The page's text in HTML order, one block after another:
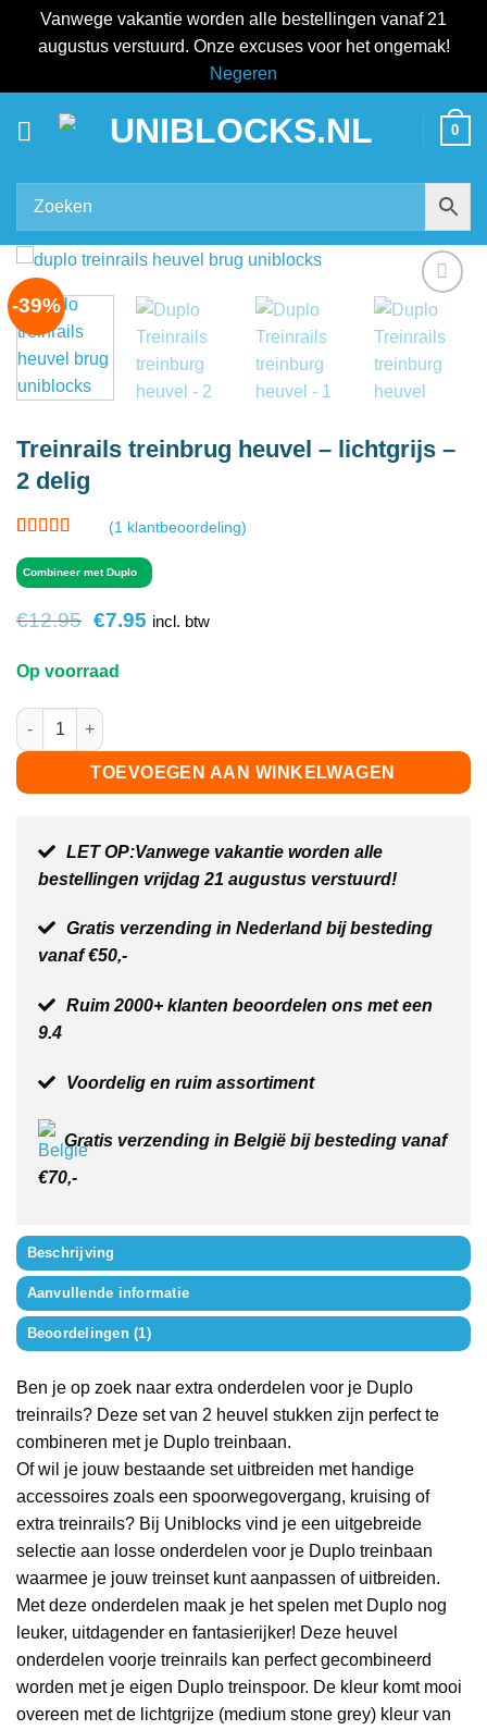
Vanwege vakantie worden alle bestellingen vanaf 21
augustus verstuurd. Onze excuses voor het ongemak!
Negeren
0
-39%
Add to
wishlist
Treinrails treinbrug heuvel – lichtgrijs –
2 delig
4op 5
gebaseerd
waardering
(1 klantbeoordeling)
Combineer met Duplo
€12.95 Oorspronkelijke
was:
€12.95.
€7.95Huidige
incl. btw
Op voorraad
Treinrails treinbrug heuvel - lichtgrijs - 2 delig aantal
TOEVOEGEN AAN WINKELWAGEN
LET OP:Vanwege vakantie worden alle
bestellingen vrijdag 21 augustus verstuurd!
Gratis verzending in Nederland bij besteding
vanaf €50,-
Ruim 2000+ klanten beoordelen ons met een
9.4
Voordelig en ruim assortiment
Gratis verzending in België bij besteding vanaf
€70,-
Beschrijving
Aanvullende informatie
Beoordelingen (1)
Ben je op zoek naar extra onderdelen voor je Duplo
treinrails? Deze set van 2 heuvel stukken zijn perfect te
combineren met je Duplo treinbaan.
Of wil je jouw bestaande set uitbreiden met handige
accessoires zoals een spoorwegovergang, kruising of
extra treinrails? Bij Uniblocks vind je een uitgebreide
selectie aan losse onderdelen voor je Duplo treinbaan
waarmee je jouw treinset kunt aanpassen of uitbreiden.
Met deze onderdelen maak je het spelen met Duplo nog
leuker, uitdagender en fantasierijker! Deze heuvel
onderdelen voorje treinrails kan perfect gecombineerd
worden met je eigen Duplo treinspoor. De kleur komt mooi
overeen met de lichtgrijze (medium stone grey) kleur van